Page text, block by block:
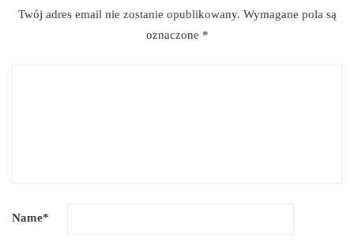
Twój adres email nie zostanie opublikowany. Wymagane pola są
oznaczone *
Name*